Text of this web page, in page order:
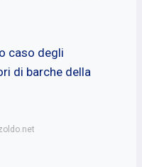
caso degli
di barche della